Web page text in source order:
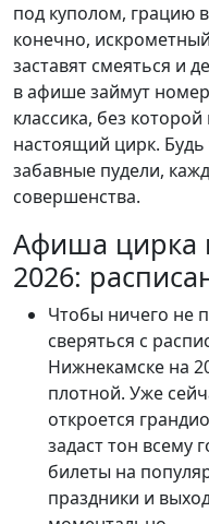
под куполом, грацию
конечно,
заставят смеяться и
в афише займут
классика, без
настоящий цирк.
забавные пудели,
совершенства.
Афиша цирка
2026:
Чтобы ничего не
сверяться с
Нижнекамске на
плотной. Уже
откроется
задаст тон всему
билеты на
праздники и